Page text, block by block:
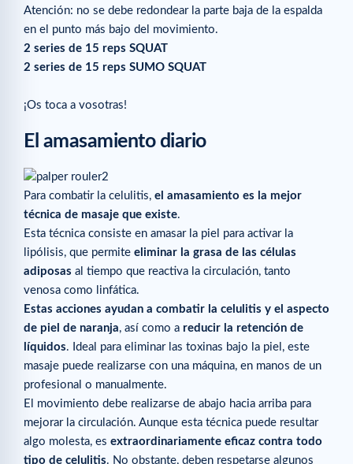
Atención: no se debe redondear la parte baja de la espalda
en el punto más bajo del movimiento.
2 series de 15 reps SQUAT
2 series de 15 reps SUMO SQUAT
¡Os toca a vosotras!
El amasamiento diario
Para combatir la celulitis, el amasamiento es la mejor
técnica de masaje que existe.
Esta técnica consiste en amasar la piel para activar la
lipólisis, que permite eliminar la grasa de las células
adiposas al tiempo que reactiva la circulación, tanto
venosa como linfática.
Estas acciones ayudan a combatir la celulitis y el aspecto
de piel de naranja, así como a reducir la retención de
líquidos. Ideal para eliminar las toxinas bajo la piel, este
masaje puede realizarse con una máquina, en manos de un
profesional o manualmente.
El movimiento debe realizarse de abajo hacia arriba para
mejorar la circulación. Aunque esta técnica puede resultar
algo molesta, es extraordinariamente eficaz contra todo
tipo de celulitis. No obstante, deben respetarse algunos